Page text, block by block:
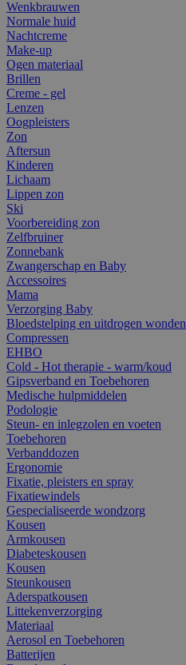
Wenkbrauwen
Normale huid
Nachtcreme
Make-up
Ogen materiaal
Brillen
Creme - gel
Lenzen
Oogpleisters
Zon
Aftersun
Kinderen
Lichaam
Lippen zon
Ski
Voorbereiding zon
Zelfbruiner
Zonnebank
Zwangerschap en Baby
Accessoires
Mama
Verzorging Baby
Bloedstelping en uitdrogen wonden
Compressen
EHBO
Cold - Hot therapie - warm/koud
Gipsverband en Toebehoren
Medische hulpmiddelen
Podologie
Steun- en inlegzolen en voeten
Toebehoren
Verbanddozen
Ergonomie
Fixatie, pleisters en spray
Fixatiewindels
Gespecialiseerde wondzorg
Kousen
Armkousen
Diabeteskousen
Kousen
Steunkousen
Aderspatkousen
Littekenverzorging
Materiaal
Aerosol en Toebehoren
Batterijen